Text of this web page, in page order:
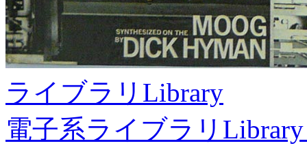
ライブラリ Library
電子系ライブラリ